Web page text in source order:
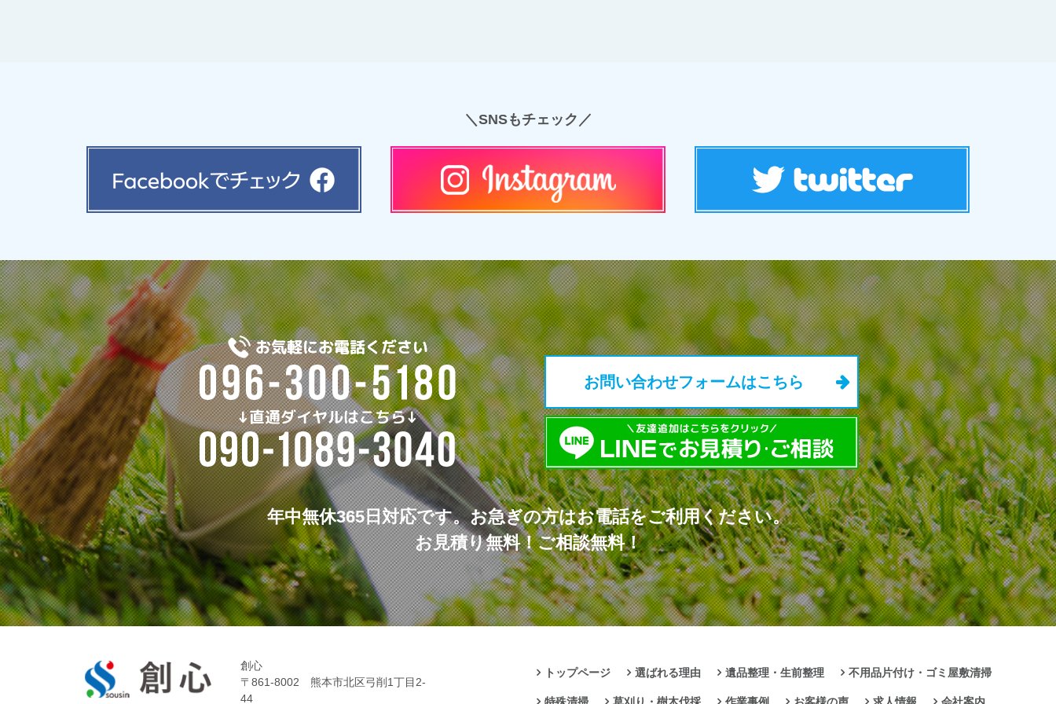
＼SNSもチェック／
お問い合わせフォームはこちら
年中無休365日対応です。お急ぎの方はお電話をご利用ください。
お見積り無料！ご相談無料！
創心
〒861-8002 熊本市北区弓削1丁目2-
44
トップページ 選ばれる理由 遺品整理・生前整理 不用品片付け・ゴミ屋敷清掃
特殊清掃 草刈り・樹木伐採 作業事例 お客様の声 求人情報 会社案内